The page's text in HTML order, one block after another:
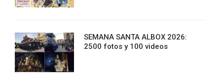
SEMANA SANTA ALBOX 2026:
2500 fotos y 100 videos